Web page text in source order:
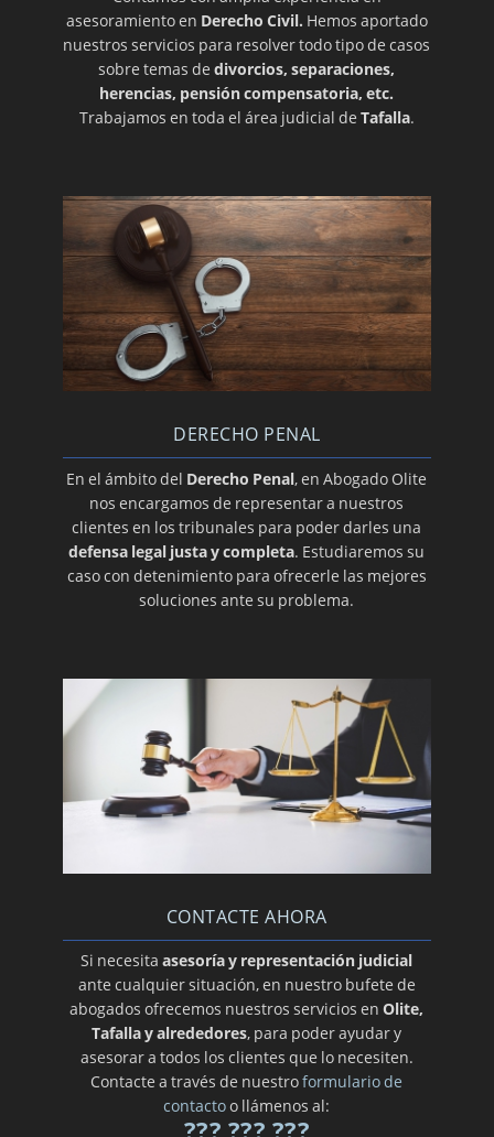
asesoramiento en Derecho Civil. Hemos aportado
nuestros servicios para resolver todo tipo de casos
sobre temas dedivorcios, separaciones,
herencias, pensión compensatoria, etc.
Trabajamos en toda el área judicial de Tafalla.
DERECHO PENAL
En el ámbito del Derecho Penal, en Abogado Olite
nos encargamos de representar a nuestros
clientes en los tribunales para poder darles una
defensa legal justa y completa. Estudiaremos su
caso con detenimiento para ofrecerle las mejores
soluciones ante su problema.
CONTACTE AHORA
Si necesitaasesoría y representación judicial
ante cualquier situación, en nuestro bufete de
abogados ofrecemos nuestros servicios enOlite,
Tafalla y alrededores, para poder ayudar y
asesorar a todos los clientes que lo necesiten.
Contacte a través de nuestroformulario de
contactoo llámenos al: